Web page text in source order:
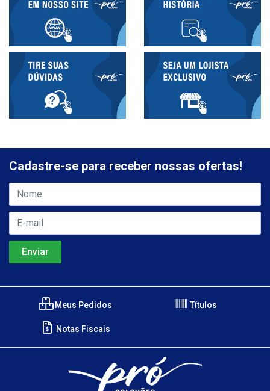
Cadastre-se para receber nossas ofertas!
Meus Pedidos Títulos
Notas Fiscais